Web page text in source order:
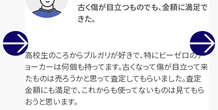
古く傷が目立つものでも、金額に満足で
きた。
高校生のころからブルガリが好きで、特にビーゼロのチ
ョーカーは何個も持ってます。古くなって傷が目立って来
たものは売ろうかと思って査定してもらいました。査定
金額にも満足で、これからも使ってないものは見てもら
おうと思います。